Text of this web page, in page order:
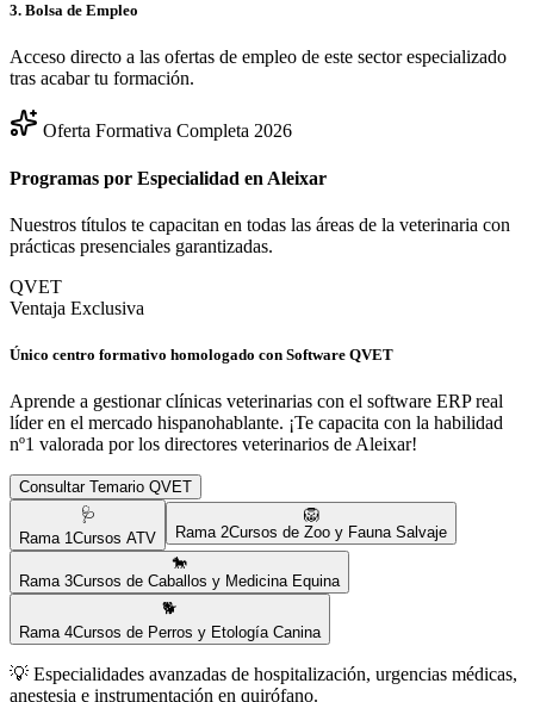
3. Bolsa de Empleo
Acceso directo a las ofertas de empleo de este sector especializado
tras acabar tu formación.
Oferta Formativa Completa 2026
Programas por Especialidad en Aleixar
Nuestros títulos te capacitan en todas las áreas de la veterinaria con
prácticas presenciales garantizadas.
QVET
Ventaja Exclusiva
Único centro formativo homologado con Software QVET
Aprende a gestionar clínicas veterinarias con el software ERP real
líder en el mercado hispanohablante. ¡Te capacita con la habilidad
nº1 valorada por los directores veterinarios de Aleixar!
Consultar Temario QVET
🩺
Rama 1Cursos ATV
🦁
Rama 2Cursos de Zoo y Fauna Salvaje
🐎
Rama 3Cursos de Caballos y Medicina Equina
🐕
Rama 4Cursos de Perros y Etología Canina
💡 Especialidades avanzadas de hospitalización, urgencias médicas,
anestesia e instrumentación en quirófano.